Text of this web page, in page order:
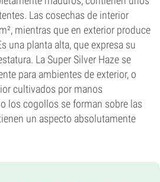
Las cosechas de interior
mientras que en exterior produce
una planta alta, que expresa su
La Super Silver Haze se
para ambientes de exterior, o
cultivados por manos
los cogollos se forman sobre las
un aspecto absolutamente